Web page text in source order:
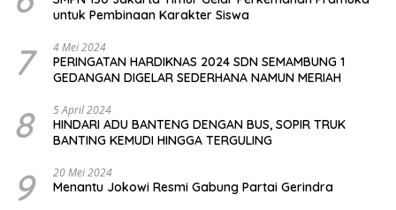
untuk Pembinaan Karakter Siswa
7 4 Mei 2024
PERINGATAN HARDIKNAS 2024 SDN SEMAMBUNG 1
GEDANGAN DIGELAR SEDERHANA NAMUN MERIAH
8 5 April 2024
HINDARI ADU BANTENG DENGAN BUS, SOPIR TRUK
BANTING KEMUDI HINGGA TERGULING
9 20 Mei 2024
Menantu Jokowi Resmi Gabung Partai Gerindra